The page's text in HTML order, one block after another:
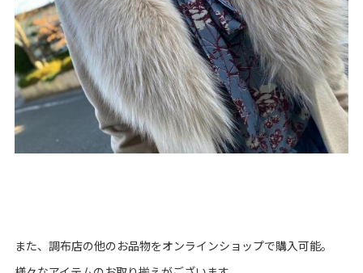
また、調布店の他のお品物をオンラインショップで購入可能。